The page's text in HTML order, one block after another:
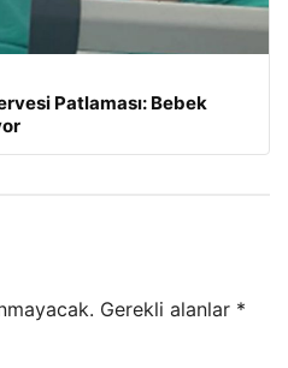
Patlaması: Bebek
Gerekli alanlar *